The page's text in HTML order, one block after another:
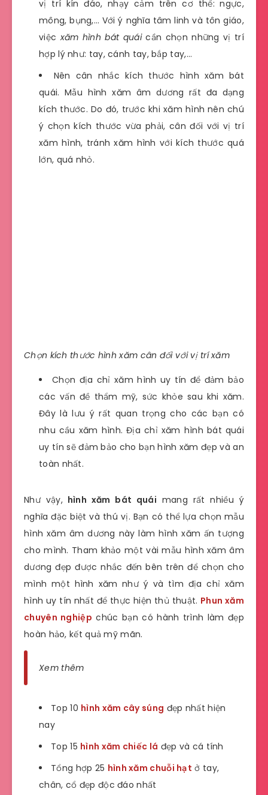
vị trí kín đáo, nhạy cảm trên cơ thể: ngực,
mông, bụng,… Với ý nghĩa tâm linh và tôn giáo,
việc xăm hình bát quáicần chọn những vị trí
hợp lý như: tay, cánh tay, bắp tay,…
Nên cân nhắc kích thước hình xăm bát
quái. Mẫu hình xăm âm dương rất đa dạng
kích thước. Do đó, trước khi xăm hình nên chú
ý chọn kích thước vừa phải, cân đối với vị trí
xăm hình, tránh xăm hình với kích thước quá
lớn, quá nhỏ.
Chọn kích thước hình xăm cân đối với vị trí xăm
Chọn địa chỉ xăm hình uy tín để đảm bảo
các vấn đề thẩm mỹ, sức khỏe sau khi xăm.
Đây là lưu ý rất quan trọng cho các bạn có
nhu cầu xăm hình. Địa chỉ xăm hình bát quái
uy tín sẽ đảm bảo cho bạn hình xăm đẹp và an
toàn nhất.
Như vậy,hình xăm bát quái mang rất nhiều ý
nghĩa đặc biệt và thú vị. Bạn có thể lựa chọn mẫu
hình xăm âm dương này làm hình xăm ấn tượng
cho mình. Tham khảo một vài mẫu hình xăm âm
dương đẹp được nhắc đến bên trên để chọn cho
mình một hình xăm như ý và tìm địa chỉ xăm
hình uy tín nhất để thực hiện thủ thuật. Phun xăm
chuyên nghiệp chúc bạn có hành trình làm đẹp
hoàn hảo, kết quả mỹ mãn.
Xem thêm
Top 10 hình xăm cây súng đẹp nhất hiện
nay
Top 15 hình xăm chiếc lá đẹp và cá tính
Tổng hợp 25 hình xăm chuỗi hạt ở tay,
chân, cổ đẹp độc đáo nhất